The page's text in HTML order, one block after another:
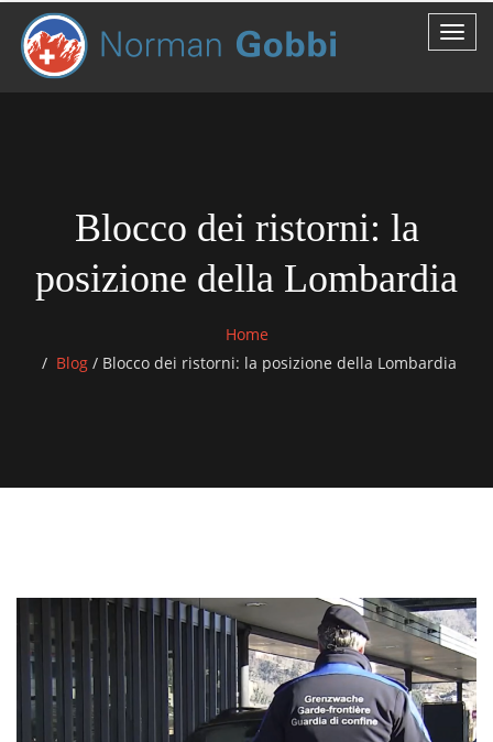
Blocco dei ristorni: la
posizione della Lombardia
Home
Blog / Blocco dei ristorni: la posizione della Lombardia